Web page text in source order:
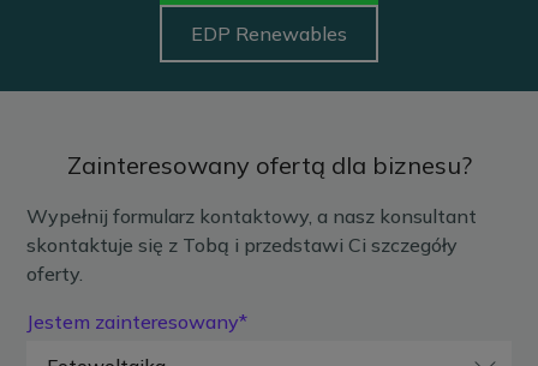
EDP Renewables
Zainteresowany ofertą dla biznesu?
Wypełnij formularz kontaktowy, a nasz konsultant
skontaktuje się z Tobą i przedstawi Ci szczegóły
oferty.
Jestem zainteresowany*